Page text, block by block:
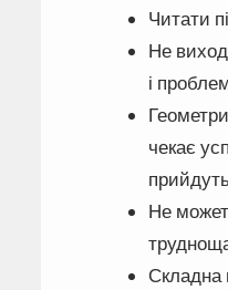
Читати
Не
і
чекає
Не
Складна